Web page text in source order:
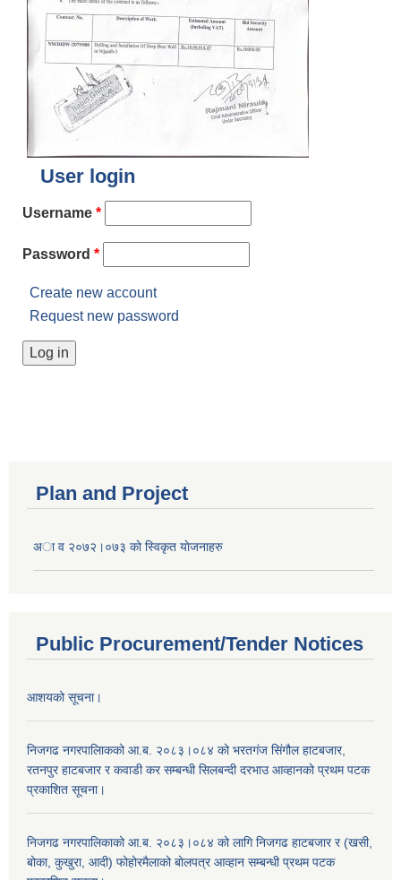
User login
Username *
Password *
Create new account
Request new password
Plan and Project
अा व २०७२।०७३ काे स्विकृत याेजनाहरु
Public Procurement/Tender Notices
आशयको सूचना।
निजगढ नगरपालिाकको आ.ब. २०८३।०८४ को भरतगंज सिंगौल हाटबजार,
रतनपुर हाटबजार र कवाडी कर सम्बन्धी सिलबन्दी दरभाउ आव्हानको प्रथम पटक
प्रकाशित सूचना।
निजगढ नगरपालिकाको आ.ब. २०८३।०८४ को लागि निजगढ हाटबजार र (खसी,
बोका, कुखुरा, आदी) फोहोरमैलाको बोलपत्र आव्हान सम्बन्धी प्रथम पटक